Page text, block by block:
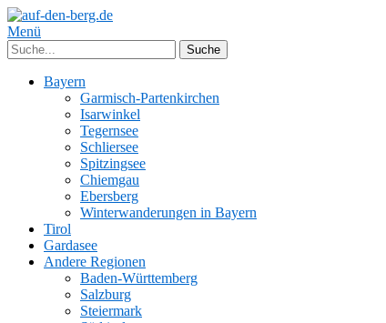
Menü
Bayern
Garmisch-Partenkirchen
Isarwinkel
Tegernsee
Schliersee
Spitzingsee
Chiemgau
Ebersberg
Winterwanderungen in Bayern
Tirol
Gardasee
Andere Regionen
Baden-Württemberg
Salzburg
Steiermark